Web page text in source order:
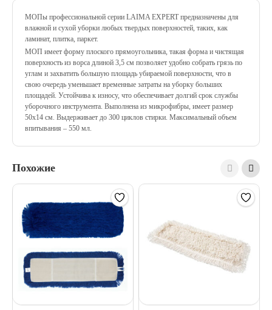
МОПы профессиональной серии LAIMA EXPERT предназначены для
влажной и сухой уборки любых твердых поверхностей, таких, как
ламинат, плитка, паркет.
МОП имеет форму плоского прямоугольника, такая форма и чистящая
поверхность из ворса длиной 3,5 см позволяет удобно собрать грязь по
углам и захватить большую площадь убираемой поверхности, что в
свою очередь уменьшает временные затраты на уборку больших
площадей. Устойчива к износу, что обеспечивает долгий срок службы
уборочного инструмента. Выполнена из микрофибры, имеет размер
50х14 см. Выдерживает до 300 циклов стирки. Максимальный объем
впитывания – 550 мл.
Похожие